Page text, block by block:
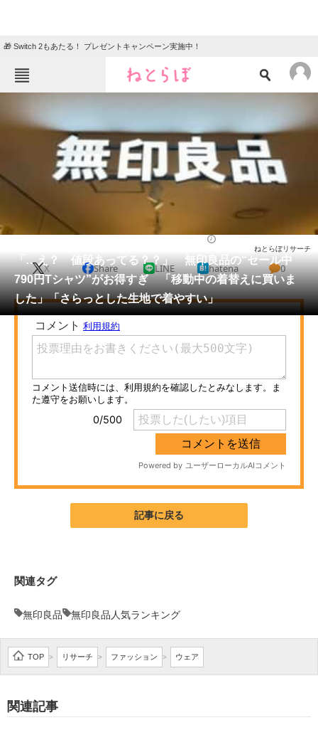
🎁 Switch 2もあたる！ プレゼントキャンペーン実施中！
クイズ
地域
住まい 教育・育児
動物
会員記事
メディア
注目記事を集めた総合ページ
ITの今と未来を見通す
スマホと通信の最新トレンド
進化するPCとデバイスの未来
AI活用のいまが分かる
企業向けIT製品の総合サイト
製造業のIT導入・活用を支援
「…え？ 値段あってる？？」 無印良品の“セール中
790円Tシャツ”がお得すぎ 「移動中の着替えに買いま
した」「さらっとした生地で着やすい」
ねとらぼリサーチ
X Share LINE hatena 0
記事に戻る
関連タグ
無印良品 無印良品人気ランキング
TOP > リサーチ > ファッション > ウェア
関連記事